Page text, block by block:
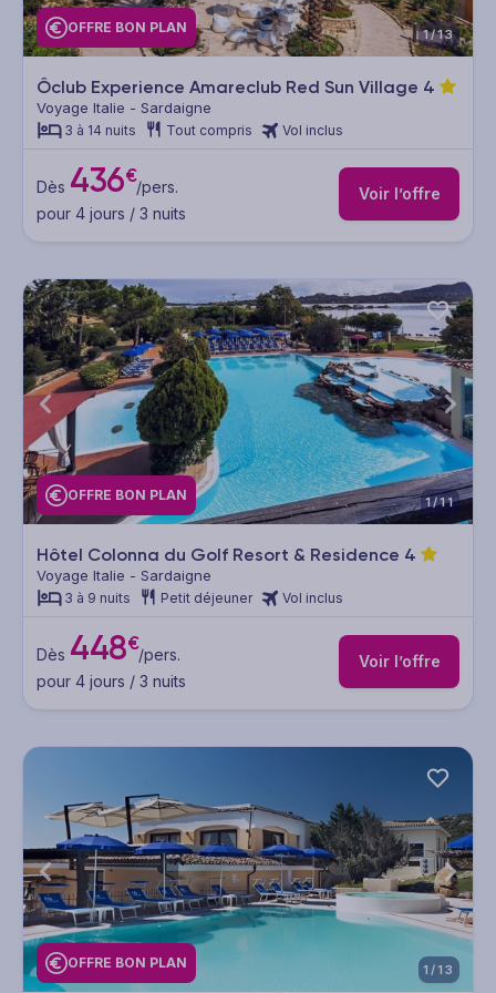
OFFRE BON PLAN 1/13
Ôclub Experience Amareclub Red Sun Village 4
Voyage Italie - Sardaigne
3 à 14 nuits Tout compris Vol inclus
Dès 436€/pers.
pour 4 jours / 3 nuits
Voir l’offre
OFFRE BON PLAN 1/11
Hôtel Colonna du Golf Resort & Residence 4
Voyage Italie - Sardaigne
3 à 9 nuits Petit déjeuner Vol inclus
Dès 448€/pers.
pour 4 jours / 3 nuits
Voir l’offre
OFFRE BON PLAN 1/13